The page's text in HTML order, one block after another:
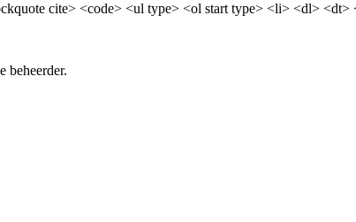
cite> <code> <ul type> <ol start type> <li> <dl> <dt>
beheerder.